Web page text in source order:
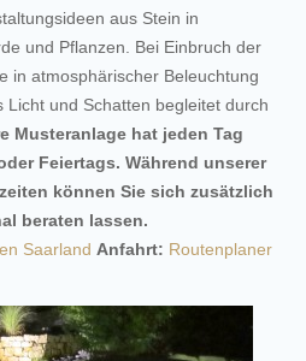
aus Stein in
und Pflanzen. Bei Einbruch der
in atmosphärischer Beleuchtung
Licht und Schatten begleitet durch
Musteranlage hat jeden Tag
Feiertags. Während unserer
können Sie sich zusätzlich
beraten lassen.
Saarland Anfahrt: Routenplaner